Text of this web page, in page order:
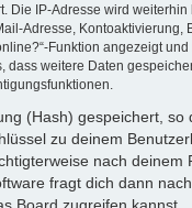
Die IP-Adresse wird
Adresse,
Funktion angezeigt
weitere Daten
(Hash) gespeichert,
zu deinem
nach
fragt dich dann